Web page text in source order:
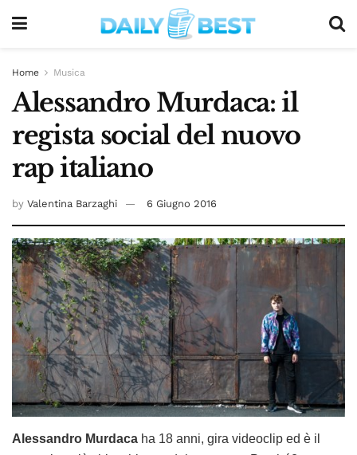
Home Musica
Alessandro Murdaca: il
regista social del nuovo
rap italiano
by Valentina Barzaghi 6 Giugno 2016
Alessandro Murdaca ha 18 anni, gira videoclip ed è il